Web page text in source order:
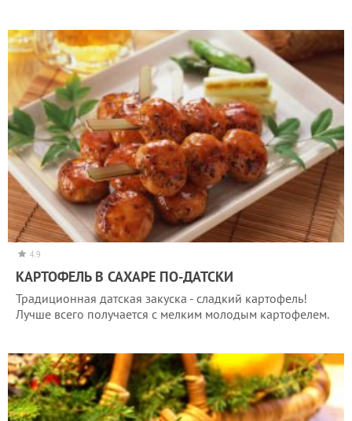
4.9
КАРТОФЕЛЬ В САХАРЕ ПО-ДАТСКИ
Традиционная датская закуска - сладкий картофель!
Лучше всего получается с мелким молодым картофелем.